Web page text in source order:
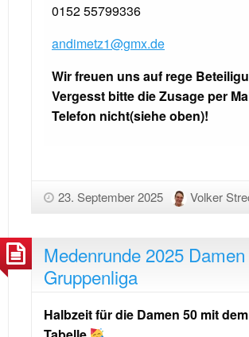
0152 55799336
andimetz1@gmx.de
Wir freuen uns auf rege
Vergesst bitte die Zusage per
Telefon nicht(siehe oben)!
23. September 2025 Volker
Medenrunde 2025
Gruppenliga
Halbzeit für die Damen 50 mit